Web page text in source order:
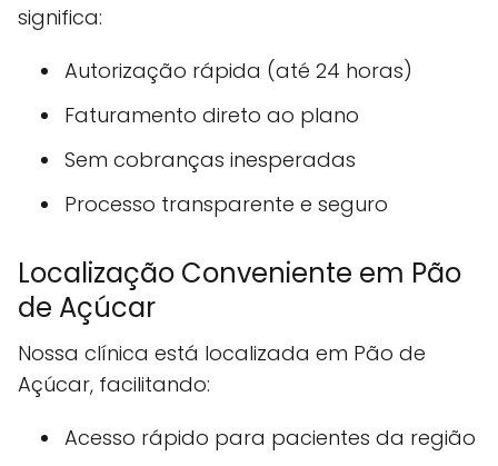
significa:
Autorização rápida (até 24 horas)
Faturamento direto ao plano
Sem cobranças inesperadas
Processo transparente e seguro
Localização Conveniente em Pão
de Açúcar
Nossa clínica está localizada em Pão de
Açúcar, facilitando:
Acesso rápido para pacientes da região